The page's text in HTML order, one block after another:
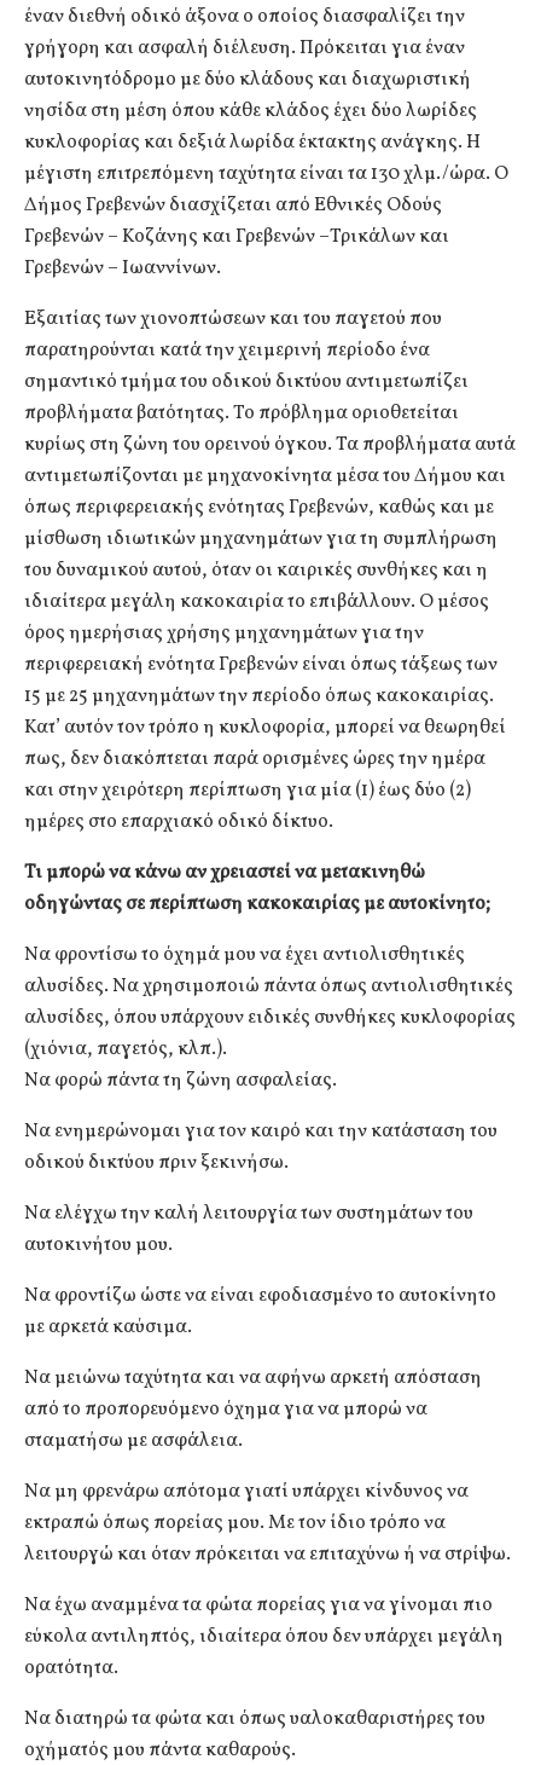
έναν διεθνή οδικό άξονα ο οποίος διασφαλίζει την
γρήγορη και ασφαλή διέλευση. Πρόκειται για έναν
αυτοκινητόδρομο με δύο κλάδους και διαχωριστική
νησίδα στη μέση όπου κάθε κλάδος έχει δύο λωρίδες
κυκλοφορίας και δεξιά λωρίδα έκτακτης ανάγκης. Η
μέγιστη επιτρεπόμενη ταχύτητα είναι τα 130 χλμ./ώρα. Ο
Δήμος Γρεβενών διασχίζεται από Εθνικές Οδούς
Γρεβενών – Κοζάνης και Γρεβενών –Τρικάλων και
Γρεβενών – Ιωαννίνων.
Εξαιτίας των χιονοπτώσεων και του παγετού που
παρατηρούνται κατά την χειμερινή περίοδο ένα
σημαντικό τμήμα του οδικού δικτύου αντιμετωπίζει
προβλήματα βατότητας. Το πρόβλημα οριοθετείται
κυρίως στη ζώνη του ορεινού όγκου. Τα προβλήματα αυτά
αντιμετωπίζονται με μηχανοκίνητα μέσα του Δήμου και
όπως περιφερειακής ενότητας Γρεβενών, καθώς και με
μίσθωση ιδιωτικών μηχανημάτων για τη συμπλήρωση
του δυναμικού αυτού, όταν οι καιρικές συνθήκες και η
ιδιαίτερα μεγάλη κακοκαιρία το επιβάλλουν. Ο μέσος
όρος ημερήσιας χρήσης μηχανημάτων για την
περιφερειακή ενότητα Γρεβενών είναι όπως τάξεως των
15 με 25 μηχανημάτων την περίοδο όπως κακοκαιρίας.
Κατ’ αυτόν τον τρόπο η κυκλοφορία, μπορεί να θεωρηθεί
πως, δεν διακόπτεται παρά ορισμένες ώρες την ημέρα
και στην χειρότερη περίπτωση για μία (1) έως δύο (2)
ημέρες στο επαρχιακό οδικό δίκτυο.
Τι μπορώ να κάνω αν χρειαστεί να μετακινηθώ
οδηγώντας σε περίπτωση κακοκαιρίας με αυτοκίνητο;
Να φροντίσω το όχημά μου να έχει αντιολισθητικές
αλυσίδες. Να χρησιμοποιώ πάντα όπως αντιολισθητικές
αλυσίδες, όπου υπάρχουν ειδικές συνθήκες κυκλοφορίας
(χιόνια, παγετός, κλπ.).
Να φορώ πάντα τη ζώνη ασφαλείας.
Να ενημερώνομαι για τον καιρό και την κατάσταση του
οδικού δικτύου πριν ξεκινήσω.
Να ελέγχω την καλή λειτουργία των συστημάτων του
αυτοκινήτου μου.
Να φροντίζω ώστε να είναι εφοδιασμένο το αυτοκίνητο
με αρκετά καύσιμα.
Να μειώνω ταχύτητα και να αφήνω αρκετή απόσταση
από το προπορευόμενο όχημα για να μπορώ να
σταματήσω με ασφάλεια.
Να μη φρενάρω απότομα γιατί υπάρχει κίνδυνος να
εκτραπώ όπως πορείας μου. Με τον ίδιο τρόπο να
λειτουργώ και όταν πρόκειται να επιταχύνω ή να στρίψω.
Να έχω αναμμένα τα φώτα πορείας για να γίνομαι πιο
εύκολα αντιληπτός, ιδιαίτερα όπου δεν υπάρχει μεγάλη
ορατότητα.
Να διατηρώ τα φώτα και όπως υαλοκαθαριστήρες του
οχήματός μου πάντα καθαρούς.